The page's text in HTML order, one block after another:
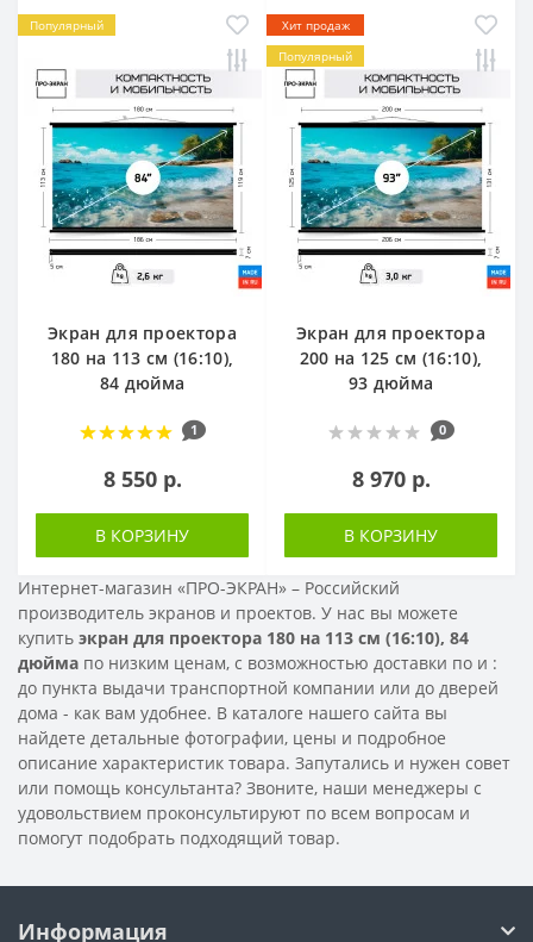
Популярный
Экран для проектора
180 на 113 см (16:10),
84 дюйма
1
8 550 р.
В КОРЗИНУ
Хит продаж
Популярный
Экран для проектора
200 на 125 см (16:10),
93 дюйма
0
8 970 р.
В КОРЗИНУ
Интернет-магазин «ПРО-ЭКРАН» – Российский
производитель экранов и проектов. У нас вы можете
купить экран для проектора 180 на 113 см (16:10), 84
дюйма по низким ценам, с возможностью доставки по и :
до пункта выдачи транспортной компании или до дверей
дома - как вам удобнее. В каталоге нашего сайта вы
найдете детальные фотографии, цены и подробное
описание характеристик товара. Запутались и нужен совет
или помощь консультанта? Звоните, наши менеджеры с
удовольствием проконсультируют по всем вопросам и
помогут подобрать подходящий товар.
Информация